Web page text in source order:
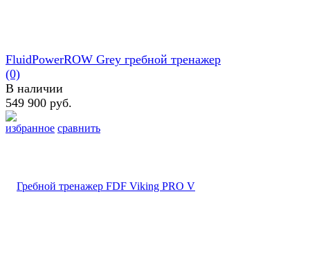
избранное сравнить
FluidPowerROW Grey гребной тренажер
(0)
В наличии
549 900 руб.